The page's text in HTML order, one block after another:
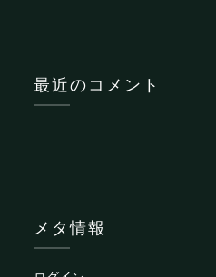
最近のコメント
メタ情報